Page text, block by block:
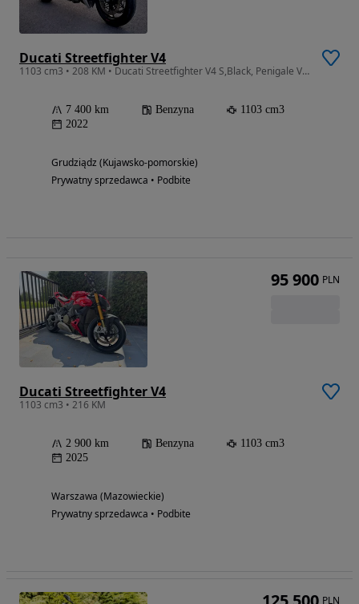
Ducati Streetfighter V4
1103 cm3 • 208 KM • Ducati Streetfighter V4 S,Black, Penigale V4, Quickshifter
7 400 km Benzyna
1103 cm3
2022
Grudziądz (Kujawsko-pomorskie)
Prywatny sprzedawca • Podbite
Ducati Streetfighter V4
1103 cm3 • 216 KM
2 900 km Benzyna
1103 cm3
2025
Warszawa (Mazowieckie)
Prywatny sprzedawca • Podbite
95 900 PLN
PLN